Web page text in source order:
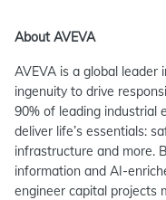
About AVEVA
AVEVA is a global
ingenuity to drive
90% of leading industrial
deliver life’s essentials:
infrastructure and more.
information and AI-
engineer capital projects